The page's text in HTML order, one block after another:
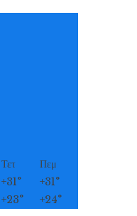
Τετ
Πεμ
+31° +31°
+23° +24°